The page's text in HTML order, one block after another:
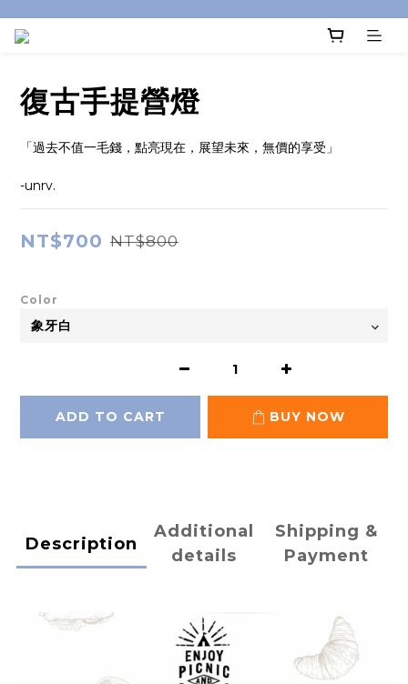
復古手提營燈
「過去不值一毛錢，點亮現在，展望未來，無價的享受」
-unrv.
NT$700 NT$800
Color
ADD TO CART BUY NOW
Description
Additional
details
Shipping &
Payment